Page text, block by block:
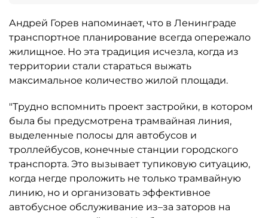
Андрей Горев напоминает, что в Ленинграде
транспортное планирование всегда опережало
жилищное. Но эта традиция исчезла, когда из
территории стали стараться выжать
максимальное количество жилой площади.
"Трудно вспомнить проект застройки, в котором
была бы предусмотрена трамвайная линия,
выделенные полосы для автобусов и
троллейбусов, конечные станции городского
транспорта. Это вызывает тупиковую ситуацию,
когда негде проложить не только трамвайную
линию, но и организовать эффективное
автобусное обслуживание из–за заторов на